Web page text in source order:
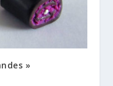
»